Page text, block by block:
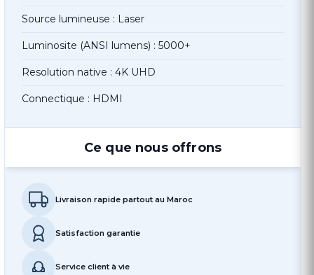
Source lumineuse : Laser
Luminosite (ANSI lumens) : 5000+
Resolution native : 4K UHD
Connectique : HDMI
Ce que nous offrons
Livraison rapide partout au Maroc
Satisfaction garantie
Service client à vie